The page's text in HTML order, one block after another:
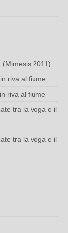
(Mimesis 2011)
riva al fiume
riva al fiume
tra la voga e il
tra la voga e il